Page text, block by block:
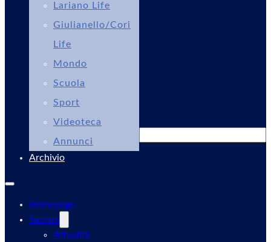
Lariano Life
Giulianello/Cori
Life
Mondo
Scuola
Sport
Videoteca
Annunci
Archivio
Homepage
Sezioni
Attualità